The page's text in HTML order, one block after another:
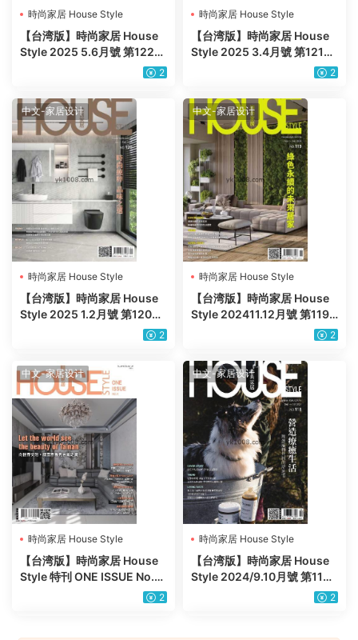
時尚家居 House Style
【台湾版】時尚家居 House
Style 2025 5.6月號 第122期
2
時尚家居 House Style
【台湾版】時尚家居 House
Style 2025 3.4月號 第121期
2
中文-家居设计
時尚家居 House Style
【台湾版】時尚家居 House
Style 2025 1.2月號 第120期
2
中文-家居设计
時尚家居 House Style
【台湾版】時尚家居 House
Style 202411.12月號 第119
2
中文-家居设计
時尚家居 House Style
【台湾版】時尚家居 House
Style 特刊 ONE ISSUE No.4
2
中文-家居设计
時尚家居 House Style
【台湾版】時尚家居 House
Style 2024/9.10月號 第118
2